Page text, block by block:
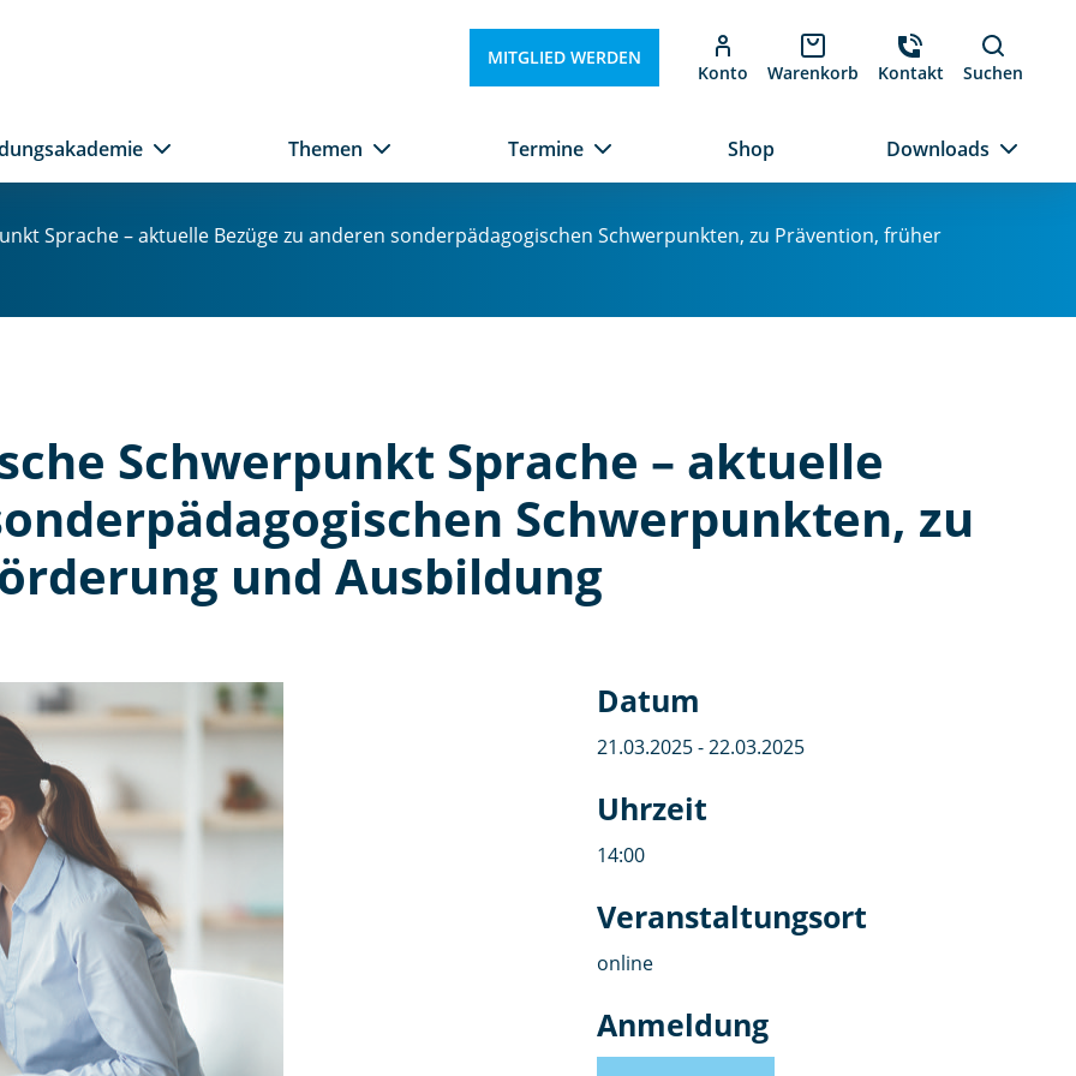
MITGLIED WERDEN
Konto Warenkorb Kontakt Suchen
Themen Termine Shop Downloads
Sprache – aktuelle Bezüge zu anderen sonderpädagogischen Schwerpunkten, zu Prävention, früher
Schwerpunkt Sprache – aktuelle
Schwerpunkten, zu
und Ausbildung
Datum
21.03.2025 - 22.03.2025
Uhrzeit
14:00
Veranstaltungsort
online
Anmeldung